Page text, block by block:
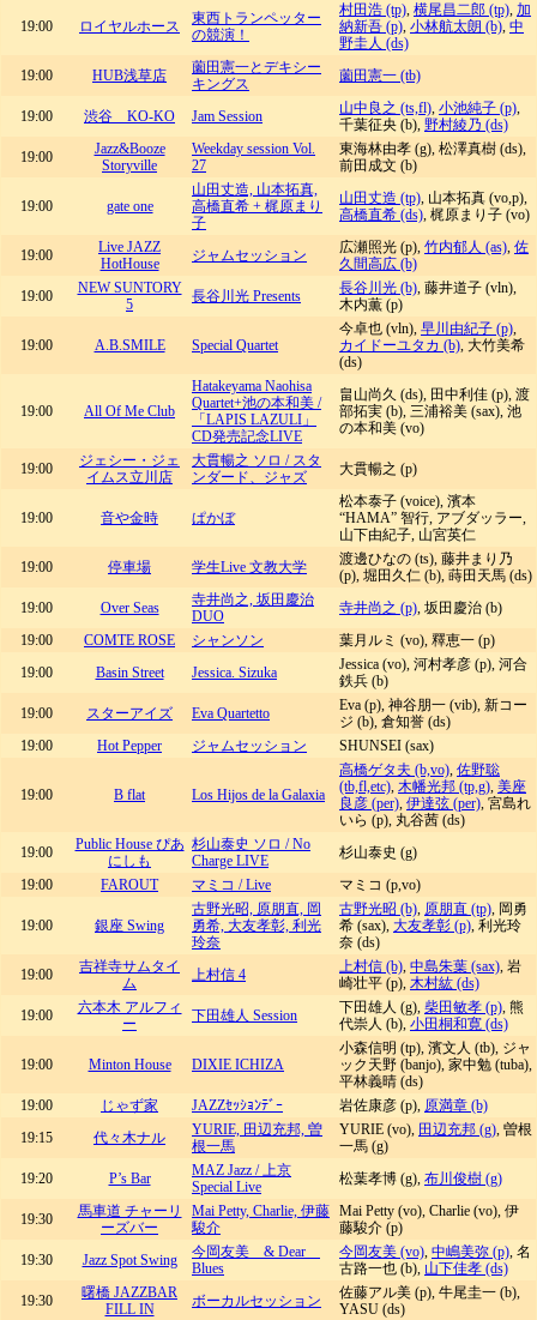
19:00 ロイヤルホース
東西トランペッター
の競演！
村田浩 (tp), 横尾昌二郎 (tp), 加
納新吾 (p), 小林航太朗 (b), 中
野圭人 (ds)
19:00
HUB浅草店
薗田憲一とデキシー
キングス
薗田憲一 (tb)
19:00 渋谷 KO-KO Jam Session 山中良之 (ts,fl), 小池純子 (p),
千葉征央 (b), 野村綾乃 (ds)
19:00
Jazz&Booze
Storyville
Weekday session Vol.
27
東海林由孝 (g), 松澤真樹 (ds),
前田成文 (b)
19:00 gate one
山田丈造, 山本拓真,
高橋直希 + 梶原まり
子
山田丈造 (tp), 山本拓真 (vo,p),
高橋直希 (ds), 梶原まり子 (vo)
19:00
Live JAZZ
HotHouse
ジャムセッション 広瀬照光 (p), 竹内郁人 (as), 佐
久間高広 (b)
19:00
NEW SUNTORY
5
長谷川光 Presents 長谷川光 (b), 藤井道子 (vln),
木内薫 (p)
19:00 A.B.SMILE Special Quartet
今卓也 (vln), 早川由紀子 (p),
カイドーユタカ (b), 大竹美希
(ds)
19:00 All Of Me Club
Hatakeyama Naohisa
Quartet+池の本和美 /
「LAPIS LAZULI」
CD発売記念LIVE
畠山尚久 (ds), 田中利佳 (p), 渡
部拓実 (b), 三浦裕美 (sax), 池
の本和美 (vo)
19:00
ジェシー・ジェ
イムス立川店
大貫暢之 ソロ / スタ
ンダード、ジャズ
大貫暢之 (p)
19:00 音や金時 ぱかぼ
松本泰子 (voice), 濱本
“HAMA” 智行, アブダッラー,
山下由紀子, 山宮英仁
19:00
停車場 学生Live 文教大学
渡邊ひなの (ts), 藤井まり乃
(p), 堀田久仁 (b), 蒔田天馬 (ds)
19:00
Over Seas
寺井尚之, 坂田慶治
DUO
寺井尚之 (p), 坂田慶治 (b)
19:00
COMTE ROSE シャンソン
葉月ルミ (vo), 釋恵一 (p)
19:00
Basin Street Jessica. Sizuka
Jessica (vo), 河村孝彦 (p), 河合
鉄兵 (b)
19:00
スターアイズ Eva Quartetto
Eva (p), 神谷朋一 (vib), 新コー
ジ (b), 倉知誉 (ds)
19:00
Hot Pepper ジャムセッション SHUNSEI (sax)
19:00 B flat Los Hijos de la Galaxia
高橋ゲタ夫 (b,vo), 佐野聡
(tb,fl,etc), 木幡光邦 (tp,g), 美座
良彦 (per), 伊達弦 (per), 宮島れ
いら (p), 丸谷茜 (ds)
19:00
Public House ぴあ
にしも
杉山泰史 ソロ / No
Charge LIVE
杉山泰史 (g)
19:00
FAROUT マミコ / Live マミコ (p,vo)
19:00 銀座 Swing
古野光昭, 原朋直, 岡
勇希, 大友孝彰, 利光
玲奈
古野光昭 (b), 原朋直 (tp), 岡勇
希 (sax), 大友孝彰 (p), 利光玲
奈 (ds)
19:00
吉祥寺サムタイ
ム
上村信 4 上村信 (b), 中島朱葉 (sax), 岩
崎壮平 (p), 木村紘 (ds)
19:00
六本木 アルフィ
ー
下田雄人 Session 下田雄人 (g), 柴田敏孝 (p), 熊
代崇人 (b), 小田桐和寛 (ds)
19:00 Minton House DIXIE ICHIZA
小森信明 (tp), 濱文人 (tb), ジャ
ック天野 (banjo), 家中勉 (tuba),
平林義晴 (ds)
19:00
じゃず家 JAZZｾｯｼｮﾝﾃﾞｰ 岩佐康彦 (p), 原満章 (b)
19:15
代々木ナル
YURIE, 田辺充邦, 曽
根一馬
YURIE (vo), 田辺充邦 (g), 曽根
一馬 (g)
19:20
P’s Bar
MAZ Jazz / 上京
Special Live
松葉孝博 (g), 布川俊樹 (g)
19:30
馬車道 チャーリ
ーズバー
Mai Petty, Charlie, 伊藤
駿介
Mai Petty (vo), Charlie (vo), 伊
藤駿介 (p)
19:30
Jazz Spot Swing
今岡友美 & Dear
Blues
今岡友美 (vo), 中嶋美弥 (p), 名
古路一也 (b), 山下佳孝 (ds)
19:30
曙橋 JAZZBAR
FILL IN
ボーカルセッション
佐藤アル美 (p), 牛尾圭一 (b),
YASU (ds)